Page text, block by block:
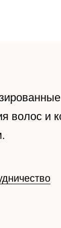
КОНТАКТЫ
волос и